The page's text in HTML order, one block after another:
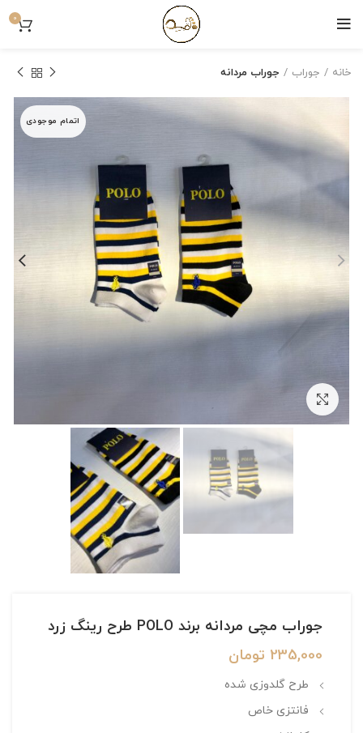
0
خانه جوراب جوراب مردانه
اتمام موجودی
جوراب مچی مردانه برند POLO طرح رینگ زرد
235,000 تومان
طرح گلدوزی شده
فانتزی خاص